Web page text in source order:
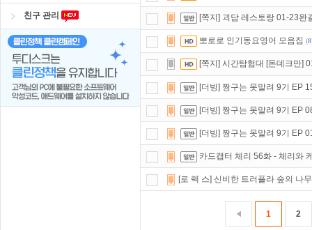
친구 관리 [쪽지] 괴담 레스토랑 01-23완
뽀로로 인기동요영어 모음집 (8
[쪽지] 시간탐험대 [돈데크만]
[더빙] 짱구는 못말려 9기 EP
[더빙] 짱구는 못말려 9기 EP
[더빙] 짱구는 못말려 9기 EP
카드캡터 체리 56화 - 체리와
[로 렉 스] 신비한 트러플라 숲의 나
1 2